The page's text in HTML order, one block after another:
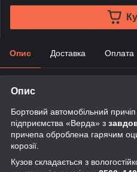
Опис Доставка Оплата
Опис
Бортовий автомобільний
підприємства «Верда» з
причепа оброблена гарячим
корозії.
Кузов складається з